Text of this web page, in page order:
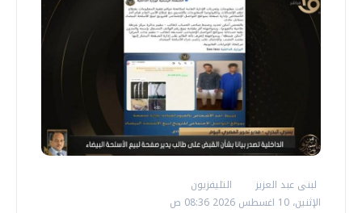
لبنى عبد العزيز
التليفزيون
الإثنين، 10 اغسطس 2026 08:36 ص